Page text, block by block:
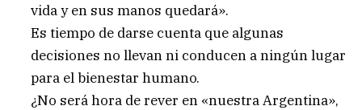
vida y en sus manos quedará».
Es tiempo de darse cuenta que algunas
decisiones no llevan ni conducen a ningún lugar
para el bienestar humano.
¿No será hora de rever en «nuestra Argentina»,